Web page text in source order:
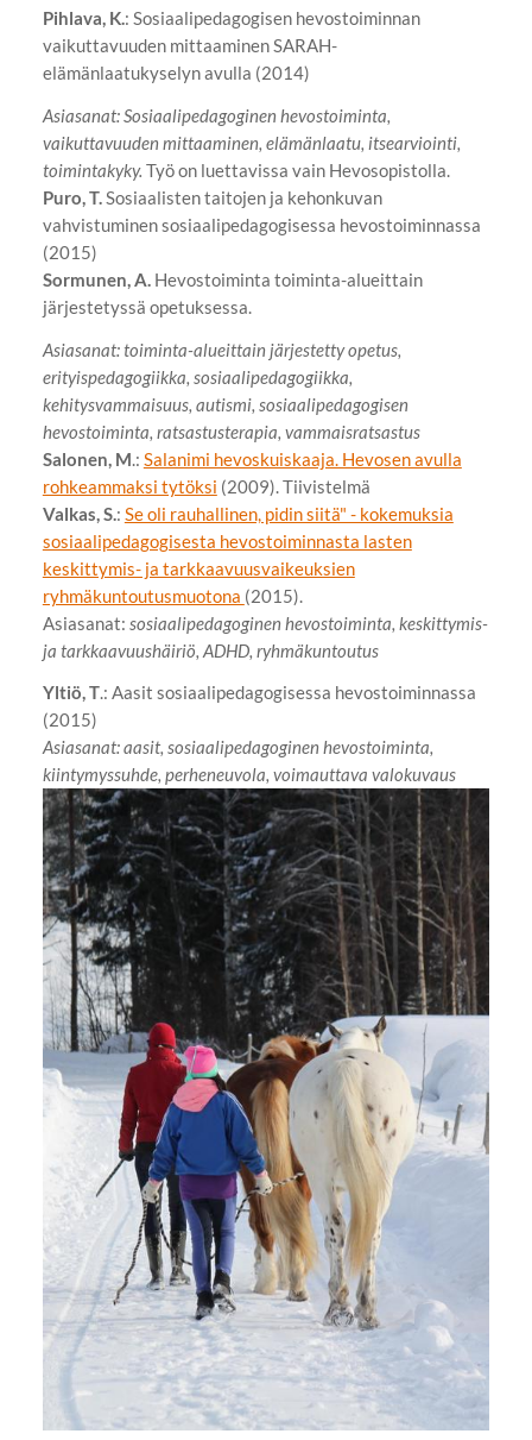
Pihlava, K.: Sosiaalipedagogisen hevostoiminnan
vaikuttavuuden mittaaminen SARAH-
elämänlaatukyselyn avulla (2014)
Asiasanat: Sosiaalipedagoginen hevostoiminta,
vaikuttavuuden mittaaminen, elämänlaatu, itsearviointi,
toimintakyky. Työ on luettavissa vain Hevosopistolla.
Puro, T.Sosiaalisten taitojen ja kehonkuvan
vahvistuminen sosiaalipedagogisessa hevostoiminnassa
(2015)
Sormunen, A. Hevostoiminta toiminta-alueittain
järjestetyssä opetuksessa.
Asiasanat: toiminta-alueittain järjestetty opetus,
erityispedagogiikka, sosiaalipedagogiikka,
kehitysvammaisuus, autismi, sosiaalipedagogisen
hevostoiminta, ratsastusterapia, vammaisratsastus
Salonen, M .: Salanimi hevoskuiskaaja. Hevosen avulla
rohkeammaksi tytöksi (2009). Tiivistelmä
Valkas, S. : Se oli rauhallinen, pidin siitä" - kokemuksia
sosiaalipedagogisesta hevostoiminnasta lasten
keskittymis- ja tarkkaavuusvaikeuksien
ryhmäkuntoutusmuotona (2015).
Asiasanat: sosiaalipedagoginen hevostoiminta, keskittymis-
ja tarkkaavuushäiriö, ADHD, ryhmäkuntoutus
Yltiö, T.: Aasit sosiaalipedagogisessa hevostoiminnassa
(2015)
Asiasanat: aasit, sosiaalipedagoginen hevostoiminta,
kiintymyssuhde, perheneuvola, voimauttava valokuvaus